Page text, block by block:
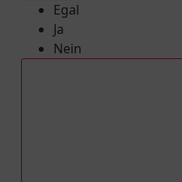
Egal
Ja
Nein